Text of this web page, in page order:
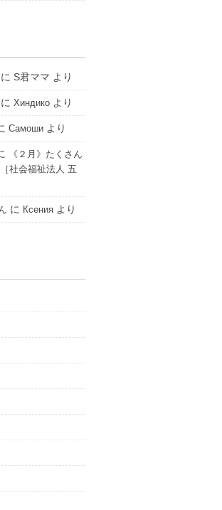
に S君ママ より
にХиндико より
Самоши より
《２月》たくさん
社会福祉法人 五
に Ксения より